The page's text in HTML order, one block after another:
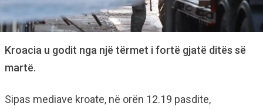
Kroacia u godit nga një tërmet i fortë gjatë ditës së
martë.
Sipas mediave kroate, në orën 12.19 pasdite,